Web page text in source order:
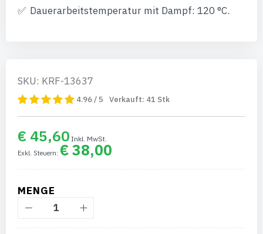
Dauerarbeitstemperatur mit Dampf: 120 °C.
SKU: KRF-13637
4.96 / 5 Verkauft: 41 Stk
€ 45,60
€ 38,00
MENGE